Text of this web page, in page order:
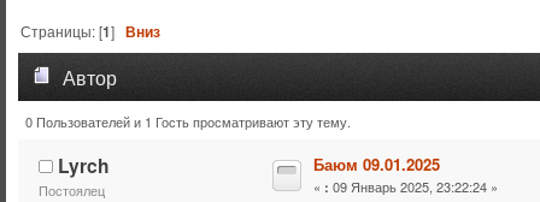
Страницы: [1]Вниз
Автор
Тема: Баюм 09.01.2025 (Прочитано 12173 раз)
0 Пользователей и 1 Гость просматривают эту тему.
Lyrch
Постоялец
Баюм 09.01.2025
« : 09 Январь 2025, 23:22:24 »